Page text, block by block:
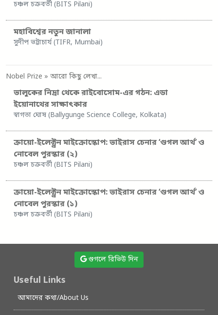
চঞ্চল চক্রবর্তী (BITS Pilani)
মহাবিশ্বের নতুন জানালা
সুদীপ ভট্টাচার্য (TIFR, Mumbai)
Nobel Prize » আরো কিছু লেখা...
ভালুকের নিদ্রা থেকে রাইবোসোম-এর গঠন: এডা
ইয়োনাথের সাক্ষাৎকার
স্বাগতা ঘোষ (Ballygunge Science College, Kolkata)
ক্রায়ো-ইলেক্ট্রন মাইক্রোস্কোপ: ভাইরাস চেনার ‘গুগল আর্থ’ ও
নোবেল পুরস্কার (২)
চঞ্চল চক্রবর্তী (BITS Pilani)
ক্রায়ো-ইলেক্ট্রন মাইক্রোস্কোপ: ভাইরাস চেনার ‘গুগল আর্থ’ ও
নোবেল পুরস্কার (১)
চঞ্চল চক্রবর্তী (BITS Pilani)
গুগলে রিভিউ দিন
Useful Links
আমাদের কথা/About Us